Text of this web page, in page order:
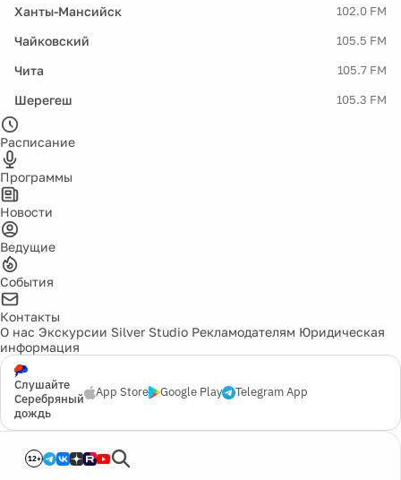
Ханты-Мансийск 102.0 FM
Чайковский 105.5 FM
Чита 105.7 FM
Шерегеш 105.3 FM
Расписание
Программы
Новости
Ведущие
События
Контакты
О нас Экскурсии Silver Studio Рекламодателям Юридическая
информация
Слушайте
Серебряный
дождь
App Store Google Play Telegram App
12+